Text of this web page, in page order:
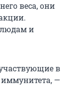
веса, они
и
в
—